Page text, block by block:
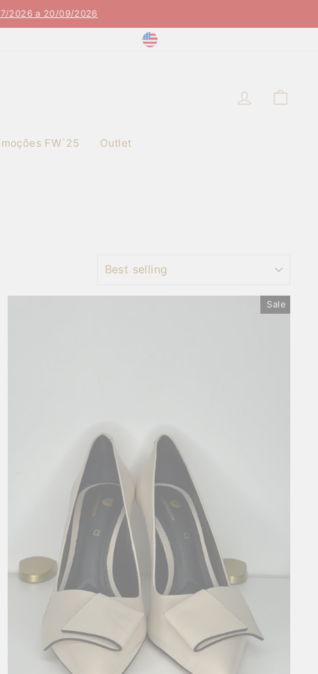
20/09/2026
FacebookCurrency
Log in
FW`25 Outlet
Sale